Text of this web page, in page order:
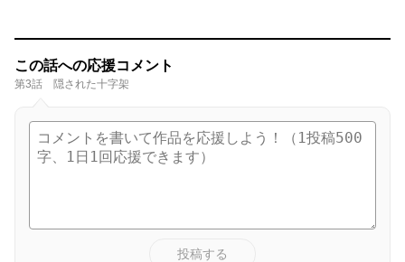
この話への応援コメント
第3話 隠された十字架
投稿する